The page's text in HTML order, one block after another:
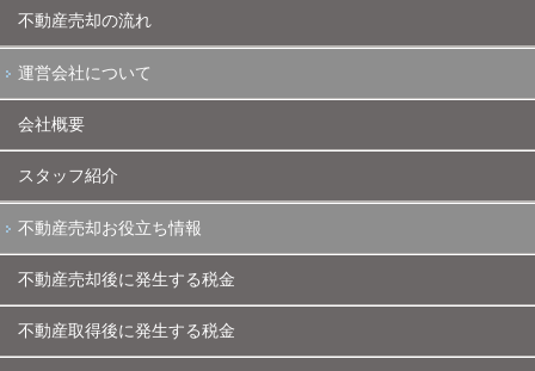
不動産売却の流れ
運営会社について
会社概要
スタッフ紹介
不動産売却お役立ち情報
不動産売却後に発生する税金
不動産取得後に発生する税金